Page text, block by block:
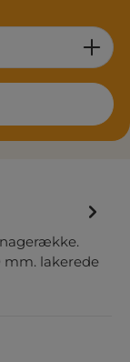
desired
mm. lakerede